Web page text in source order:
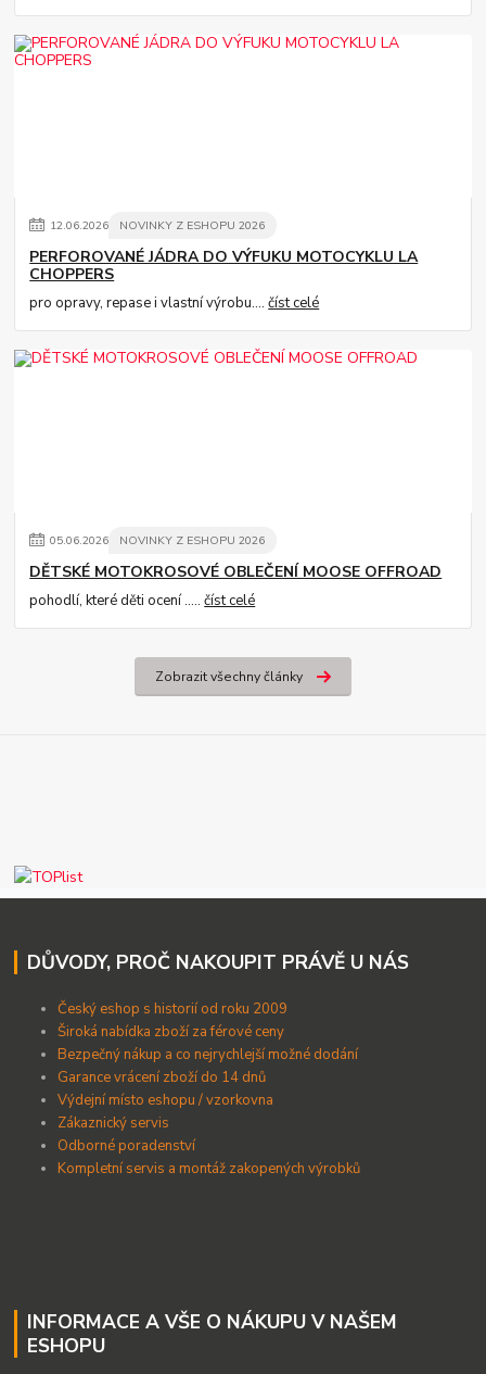
12.06.2026 NOVINKY Z ESHOPU 2026
PERFOROVANÉ JÁDRA DO VÝFUKU MOTOCYKLU LA
CHOPPERS
pro opravy, repase i vlastní výrobu....číst celé
05.06.2026 NOVINKY Z ESHOPU 2026
DĚTSKÉ MOTOKROSOVÉ OBLEČENÍ MOOSE OFFROAD
pohodlí, které děti ocení .....číst celé
Zobrazit všechny články
DŮVODY, PROČ NAKOUPIT PRÁVĚ U NÁS
Český eshop s historií od roku 2009
Široká nabídka zboží za férové ceny
Bezpečný nákup a co nejrychlejší možné dodání
Garance vrácení zboží do 14 dnů
Výdejní místo eshopu / vzorkovna
Zákaznický servis
Odborné poradenství
Kompletní servis a montáž zakopených výrobků
INFORMACE A VŠE O NÁKUPU V NAŠEM
ESHOPU